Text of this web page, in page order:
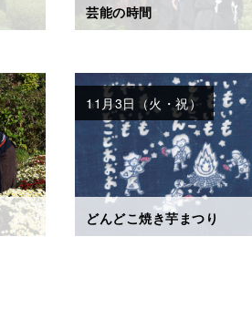
芸能の時間
どんどこ焼き芋まつり
11月3日（火・祝）